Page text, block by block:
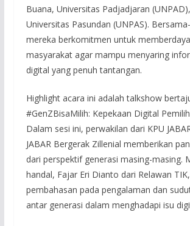
Buana, Universitas Padjadjaran
Universitas Pasundan (UNPAS).
mereka berkomitmen untuk
masyarakat agar mampu menyaring
digital yang penuh tantangan.
Highlight acara ini adalah talkshow
#GenZBisaMilih: Kepekaan Digital
Dalam sesi ini, perwakilan dari KPU
JABAR Bergerak Zillenial memberikan
dari perspektif generasi masing-masing.
handal, Fajar Eri Dianto dari Relawan
pembahasan pada pengalaman dan
antar generasi dalam menghadapi isu